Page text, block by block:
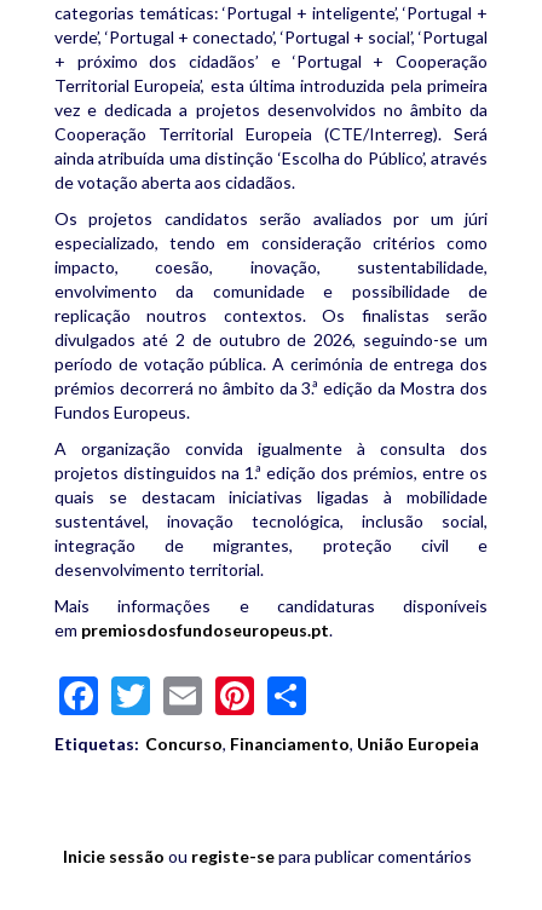
categorias temáticas: ‘Portugal + inteligente’, ‘Portugal +
verde’, ‘Portugal + conectado’, ‘Portugal + social’, ‘Portugal
+ próximo dos cidadãos’ e ‘Portugal + Cooperação
Territorial Europeia’, esta última introduzida pela primeira
vez e dedicada a projetos desenvolvidos no âmbito da
Cooperação Territorial Europeia (CTE/Interreg). Será
ainda atribuída uma distinção ‘Escolha do Público’, através
de votação aberta aos cidadãos.
Os projetos candidatos serão avaliados por um júri
especializado, tendo em consideração critérios como
impacto, coesão, inovação, sustentabilidade,
envolvimento da comunidade e possibilidade de
replicação noutros contextos. Os finalistas serão
divulgados até 2 de outubro de 2026, seguindo-se um
período de votação pública. A cerimónia de entrega dos
prémios decorrerá no âmbito da 3.ª edição da Mostra dos
Fundos Europeus.
A organização convida igualmente à consulta dos
projetos distinguidos na 1.ª edição dos prémios, entre os
quais se destacam iniciativas ligadas à mobilidade
sustentável, inovação tecnológica, inclusão social,
integração de migrantes, proteção civil e
desenvolvimento territorial.
Mais informações e candidaturas disponíveis
em premiosdosfundoseuropeus.pt.
Facebook
Twitter
EmailPinterest
Etiquetas: Concurso, Financiamento, União Europeia
Inicie sessão ou registe-separa publicar comentários